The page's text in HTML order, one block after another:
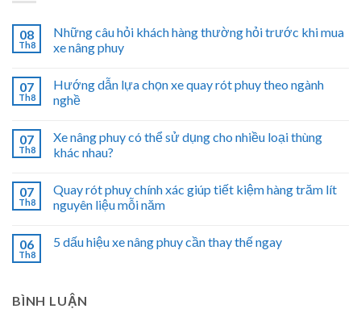
08
Th8
Những câu hỏi khách hàng thường hỏi trước khi mua
xe nâng phuy
07
Th8
Hướng dẫn lựa chọn xe quay rót phuy theo ngành
nghề
07
Th8
Xe nâng phuy có thể sử dụng cho nhiều loại thùng
khác nhau?
07
Th8
Quay rót phuy chính xác giúp tiết kiệm hàng trăm lít
nguyên liệu mỗi năm
06
Th8
5 dấu hiệu xe nâng phuy cần thay thế ngay
BÌNH LUẬN